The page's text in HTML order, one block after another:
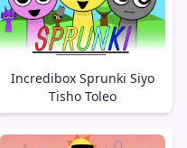
Incredibox Sprunki Siyo
Tisho Toleo